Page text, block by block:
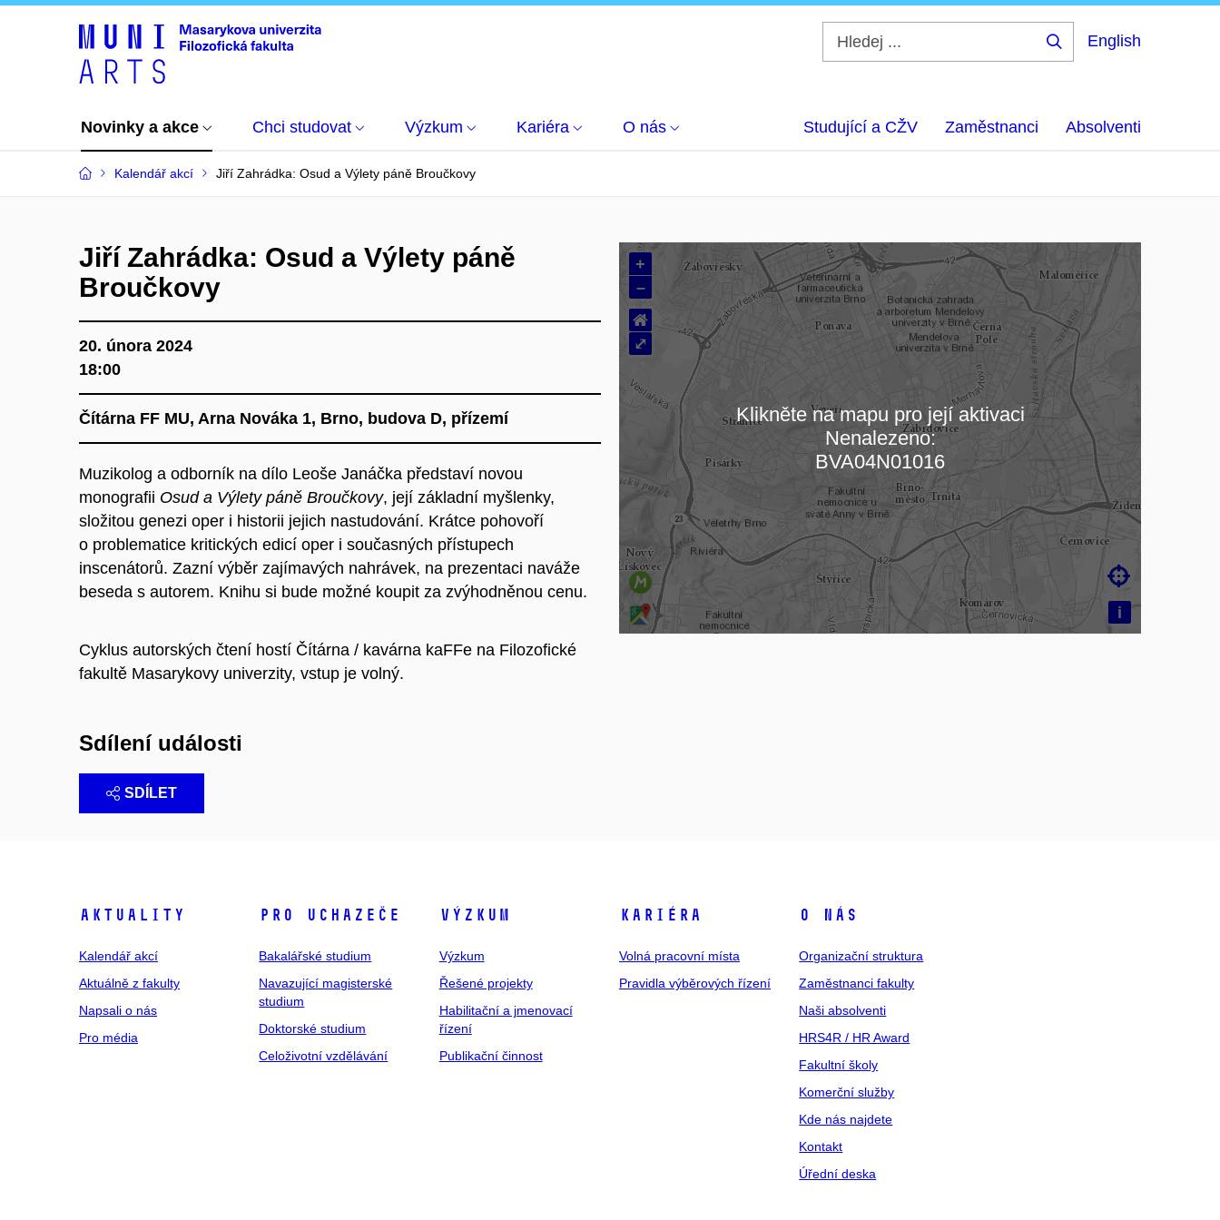
English
Novinky a akce Chci studovat Výzkum Kariéra O nás Studující a CŽV Zaměstnanci Absolventi
Kalendář akcí Jiří Zahrádka: Osud a Výlety páně Broučkovy
Jiří Zahrádka: Osud a Výlety páně
Broučkovy
20. února 2024
18:00
Čítárna FF MU, Arna Nováka 1, Brno, budova D, přízemí
Muzikolog a odborník na dílo Leoše Janáčka představí novou
monografii Osud a Výlety páně Broučkovy, její základní myšlenky,
složitou genezi oper i historii jejich nastudování. Krátce pohovoří
o problematice kritických edicí oper i současných přístupech
inscenátorů. Zazní výběr zajímavých nahrávek, na prezentaci naváže
beseda s autorem. Knihu si bude možné koupit za zvýhodněnou cenu.
Cyklus autorských čtení hostí Čítárna / kavárna kaFFe na Filozofické
fakultě Masarykovy univerzity, vstup je volný.
Načítám mapu…
+
–
i

⌂
⤢
Klikněte na mapu pro její aktivaci
Nenalezeno:
BVA04N01016
Sdílení události
SDÍLET
Aktuality
Kalendář akcí
Aktuálně z fakulty
Napsali o nás
Pro média
Pro uchazeče
Bakalářské studium
Navazující magisterské
studium
Doktorské studium
Celoživotní vzdělávání
Výzkum
Výzkum
Řešené projekty
Habilitační a jmenovací
řízení
Publikační činnost
Kariéra
Volná pracovní místa
Pravidla výběrových řízení
O nás
Organizační struktura
Zaměstnanci fakulty
Naši absolventi
HRS4R / HR Award
Fakultní školy
Komerční služby
Kde nás najdete
Kontakt
Úřední deska